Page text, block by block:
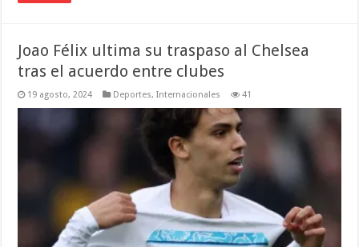
Joao Félix ultima su traspaso al Chelsea
tras el acuerdo entre clubes
19 agosto, 2024 Deportes,Internacionales 41